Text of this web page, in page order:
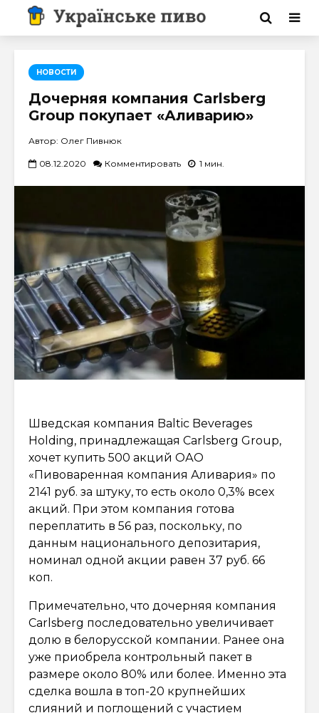
НОВОСТИ
Дочерняя компания Carlsberg
Group покупает «Аливарию»
Автор: Олег Пивнюк
08.12.2020 Комментировать 1 мин.
Шведская компания Baltic Beverages
Holding, принадлежащая Carlsberg Group,
хочет купить 500 акций ОАО
«Пивоваренная компания Аливария» по
2141 руб. за штуку, то есть около 0,3% всех
акций. При этом компания готова
переплатить в 56 раз, поскольку, по
данным национального депозитария,
номинал одной акции равен 37 руб. 66
коп.
Примечательно, что дочерняя компания
Carlsberg последовательно увеличивает
долю в белорусской компании. Ранее она
уже приобрела контрольный пакет в
размере около 80% или более. Именно эта
сделка вошла в топ-20 крупнейших
слияний и поглощений с участием